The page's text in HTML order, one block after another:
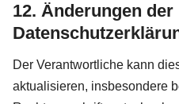
12. Änderungen der
Der Verantwortliche kann
aktualisieren, insbesondere